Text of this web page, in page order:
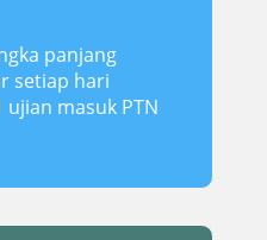
panjang
setiap hari
masuk PTN